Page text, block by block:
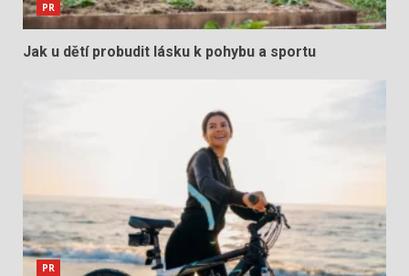
PR
Jak u dětí probudit lásku k pohybu a sportu
PR